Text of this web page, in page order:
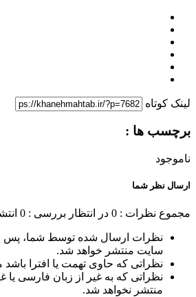
لینک کوتاه
برچسب ها :
ناموجود
ارسال نظر شما
مجموع نظرات : 0 در انتظار بررسی : 0
نظرات ارسال شده توسط شما، پس
سایت منتشر خواهد شد.
نظراتی که حاوی تهمت یا افترا
نظراتی که به غیر از زبان فارسی یا
منتشر نخواهد شد.